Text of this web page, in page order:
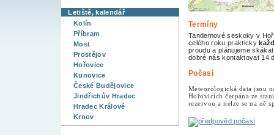
Letiště, kalendář
Kolín
Příbram
Most
Prostějov
Hořovice
Kunovice
České Budějovice
Jindřichův Hradec
Hradec Králové
Krnov
Termíny
Tandemové seskoky v
celého roku prakticky
proudu a plánujeme
dobré nás kontaktovat 14
Počasí
Meteorologická data jsou
Hořovicích čerpána ze
rezervou a nelze se na ně